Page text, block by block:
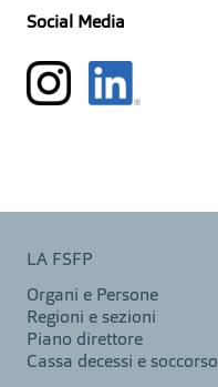
Social Media
LA FSFP
Organi e Persone
Regioni e sezioni
Piano direttore
Cassa decessi e soccorso